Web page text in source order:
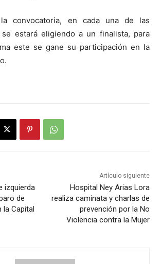
convocatoria, en cada una de las
se estará eligiendo a un finalista, para
este se gane su participación en la
izquierda
de
la Capital
Artículo siguiente
Hospital Ney Arias Lora
realiza caminata y charlas de
prevención por la No
Violencia contra la Mujer